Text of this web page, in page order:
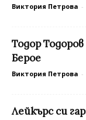
Виктория Петрова -
Тодор
Берое
Виктория Петрова -
Лейкърс си